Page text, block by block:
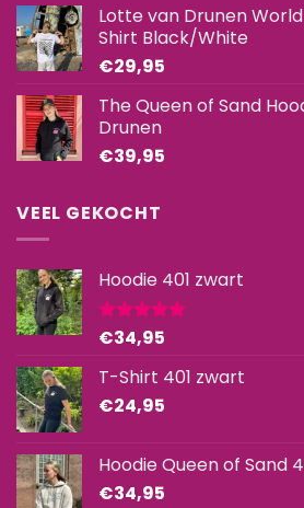
Lotte van Drunen
Shirt Black/White
€29,95
The Queen of Sand
Drunen
€39,95
VEEL GEKOCHT
Hoodie 401 zwart
Gewaardeerd
€34,95
T-Shirt 401 zwart
€24,95
Hoodie Queen of Sand
€34,95